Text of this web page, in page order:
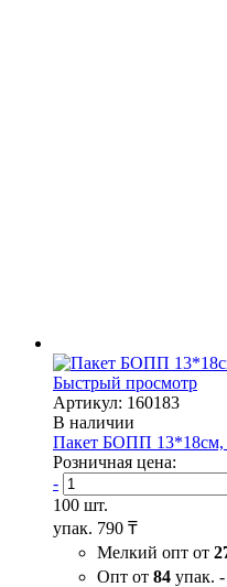
Быстрый просмотр
Артикул: 160183
В наличии
Пакет БОПП 13*18см,
Розничная цена:
-
100 шт.
упак. 790 ₸
Мелкий опт от
Опт от 84 упак. -